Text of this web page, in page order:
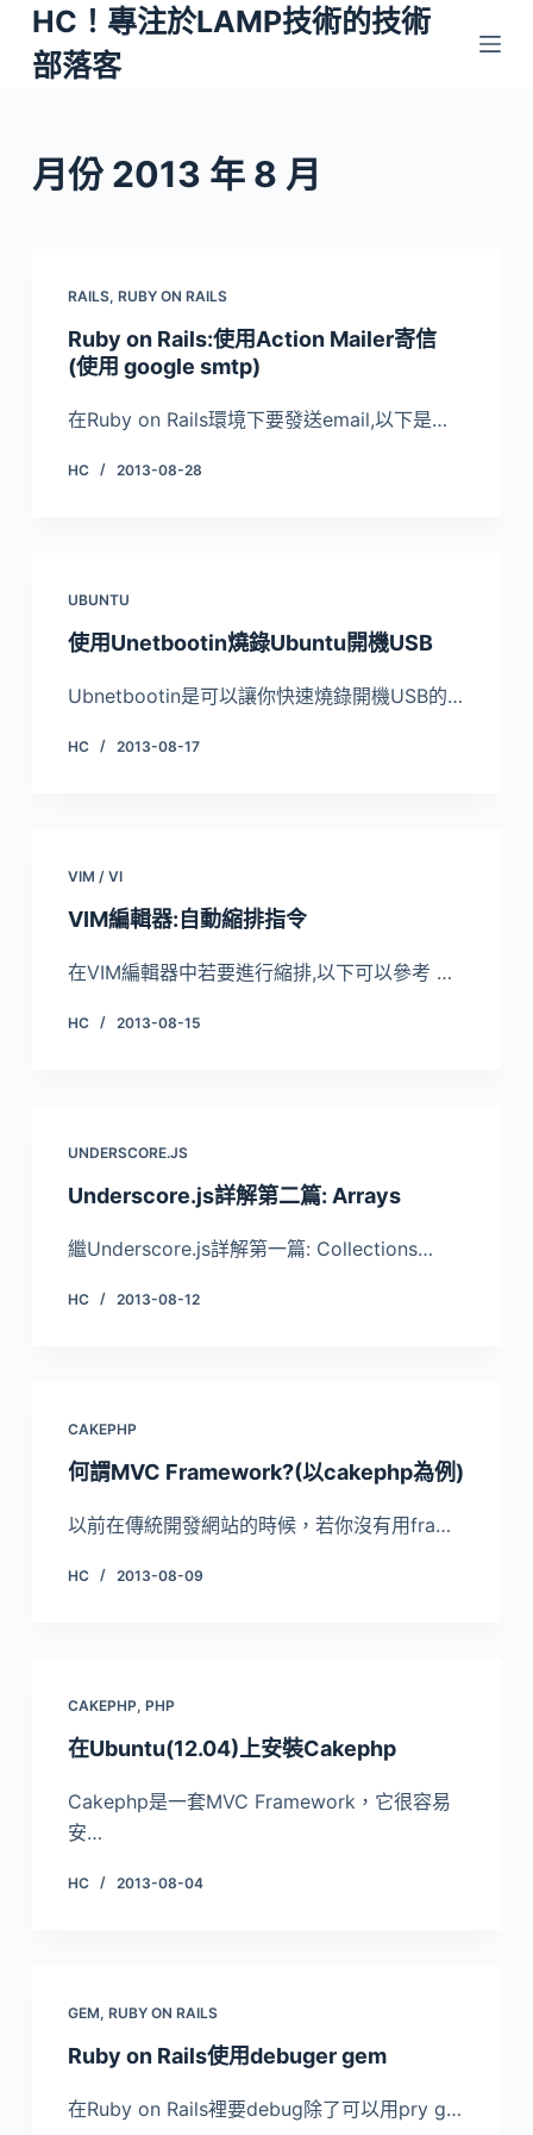
跳
至
內
容
HC！專注於LAMP技術的技術
部落客
月份2013 年 8 月
RAILS, RUBY ON RAILS
Ruby on Rails:使用Action Mailer寄信
(使用 google smtp)
在Ruby on Rails環境下要發送email,以下是…
HC 2013-08-28
UBUNTU
使用Unetbootin燒錄Ubuntu開機USB
Ubnetbootin是可以讓你快速燒錄開機USB的…
HC 2013-08-17
VIM / VI
VIM編輯器:自動縮排指令
在VIM編輯器中若要進行縮排,以下可以參考 …
HC 2013-08-15
UNDERSCORE.JS
Underscore.js詳解第二篇: Arrays
繼Underscore.js詳解第一篇: Collections…
HC 2013-08-12
CAKEPHP
何謂MVC Framework?(以cakephp為例)
以前在傳統開發網站的時候，若你沒有用fra…
HC 2013-08-09
CAKEPHP, PHP
在Ubuntu(12.04)上安裝Cakephp
Cakephp是一套MVC Framework，它很容易
安…
HC 2013-08-04
GEM, RUBY ON RAILS
Ruby on Rails使用debuger gem
在Ruby on Rails裡要debug除了可以用pry g…